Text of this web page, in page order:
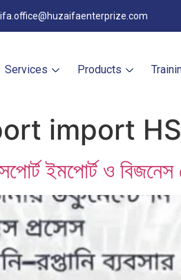
Services Products
import
ইমপোর্ট ও